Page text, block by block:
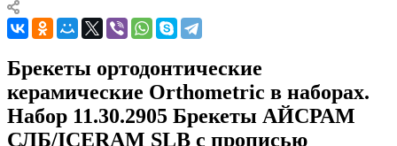
Брекеты ортодонтические
керамические Orthometric в наборах.
Набор 11.30.2905 Брекеты АЙСРАМ
СЛБ/ICERAM SLB с прописью